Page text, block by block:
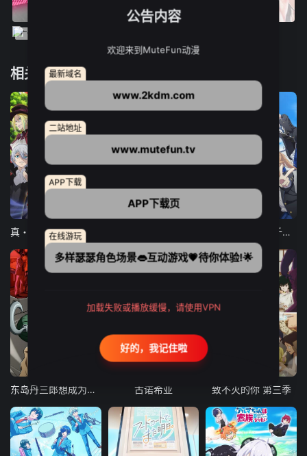
相关推荐
12集全
弹珠汽水瓶里的千岁同学
东岛丹三郎想成为假面骑士
更新至21集
古诺希亚 致不灭的你 第三季
公告内容
欢迎来到MuteFun动漫
最新域名
www.2kdm.com
二站地址
www.mutefun.tv
APP下载
APP下载页
在线游玩
多样瑟瑟角色场景👄互动游戏💗待你体验!🌟
加载失败或播放缓慢，请使用VPN
好的，我记住啦